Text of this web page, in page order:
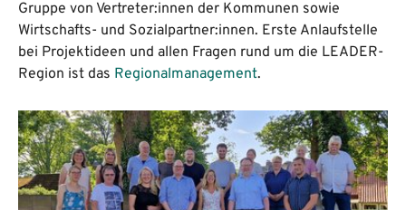
Gruppe von Vertreter:innen der Kommunen sowie
Wirtschafts- und Sozialpartner:innen. Erste Anlaufstelle
bei Projektideen und allen Fragen rund um die LEADER-
Region ist das Regionalmanagement.